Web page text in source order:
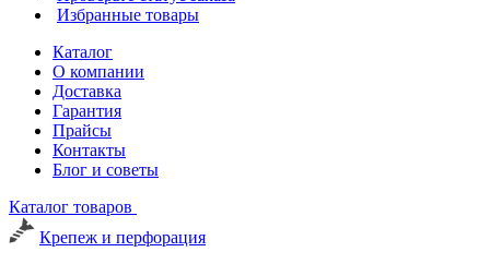
Избранные товары
Каталог
О компании
Доставка
Гарантия
Прайсы
Контакты
Блог и советы
Каталог товаров
Крепеж и перфорация